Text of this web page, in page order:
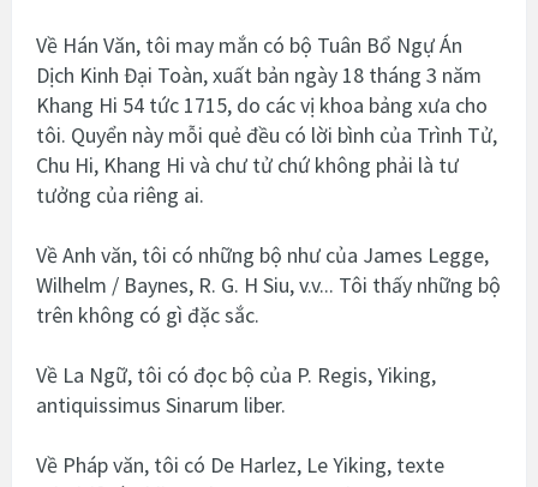
Về Hán Văn, tôi may mắn có bộ Tuân Bổ Ngự Án
Dịch Kinh Đại Toàn, xuất bản ngày 18 tháng 3 năm
Khang Hi 54 tức 1715, do các vị khoa bảng xưa cho
tôi. Quyển này mỗi quẻ đều có lời bình của Trình Tử,
Chu Hi, Khang Hi và chư tử chứ không phải là tư
tưởng của riêng ai.
Về Anh văn, tôi có những bộ như của James Legge,
Wilhelm / Baynes, R. G. H Siu, v.v... Tôi thấy những bộ
trên không có gì đặc sắc.
Về La Ngữ, tôi có đọc bộ của P. Regis, Yiking,
antiquissimus Sinarum liber.
Về Pháp văn, tôi có De Harlez, Le Yiking, texte